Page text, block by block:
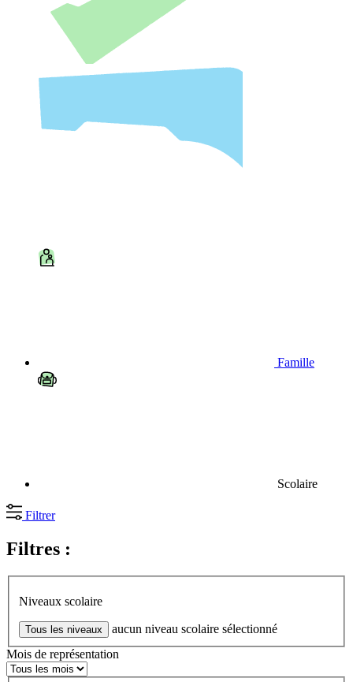
Famille
Scolaire
Filtrer
Filtres :
Niveaux scolaire
Tous les niveaux
aucun niveau scolaire sélectionné
Mois de représentation